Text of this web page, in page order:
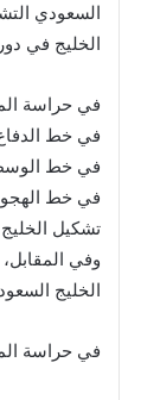
السعودي
الخليج في
في حراسة
في خط
في خط
في خط
تشكيل
وفي
الخليج
في حراسة